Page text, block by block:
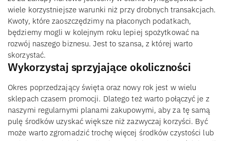
wiele korzystniejsze warunki niż przy drobnych transakcjach.
Kwoty, które zaoszczędzimy na płaconych podatkach,
będziemy mogli w kolejnym roku lepiej spożytkować na
rozwój naszego biznesu. Jest to szansa, z której warto
skorzystać.
Wykorzystaj sprzyjające okoliczności
Okres poprzedzający święta oraz nowy rok jest w wielu
sklepach czasem promocji. Dlatego też warto połączyć je z
naszymi regularnymi planami zakupowymi, aby za tę samą
pulę środków uzyskać większe niż zazwyczaj korzyści. Być
może warto zgromadzić trochę więcej środków czystości lub